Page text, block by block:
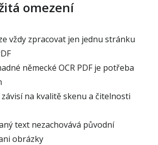
omezení
vždy zpracovat jen jednu stránku
německé OCR PDF je potřeba
na kvalitě skenu a čitelnosti
text nezachovává původní
obrázky